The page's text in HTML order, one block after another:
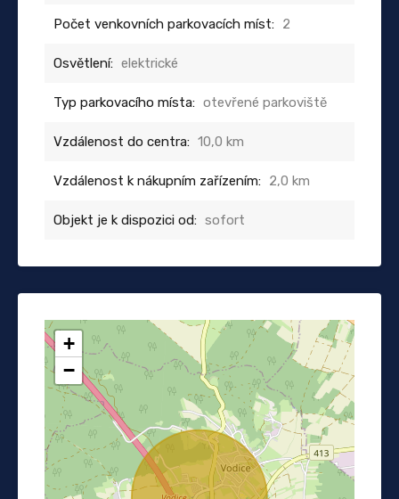
Počet venkovních parkovacích míst: 2
Osvětlení: elektrické
Typ parkovacího místa: otevřené parkoviště
Vzdálenost do centra: 10,0 km
Vzdálenost k nákupním zařízením: 2,0 km
Objekt je k dispozici od: sofort
+
−